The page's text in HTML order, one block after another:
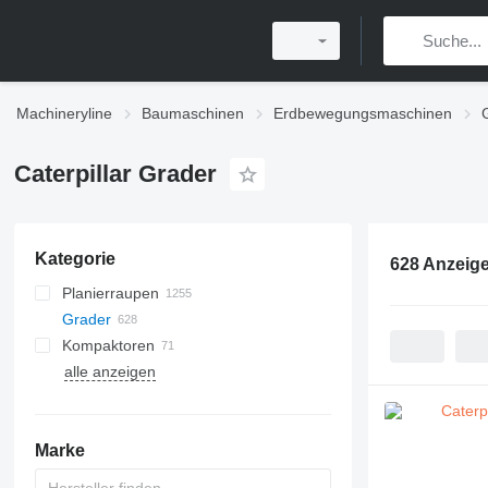
Machineryline Baumaschinen Erdbewegungsmaschinen
Caterpillar Grader
Kategorie
Planierraupen
Grader
Kompaktoren
alle anzeigen
Marke
628